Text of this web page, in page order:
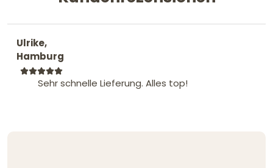
Ulrike,
Hamburg
Sehr schnelle Lieferung. Alles top!